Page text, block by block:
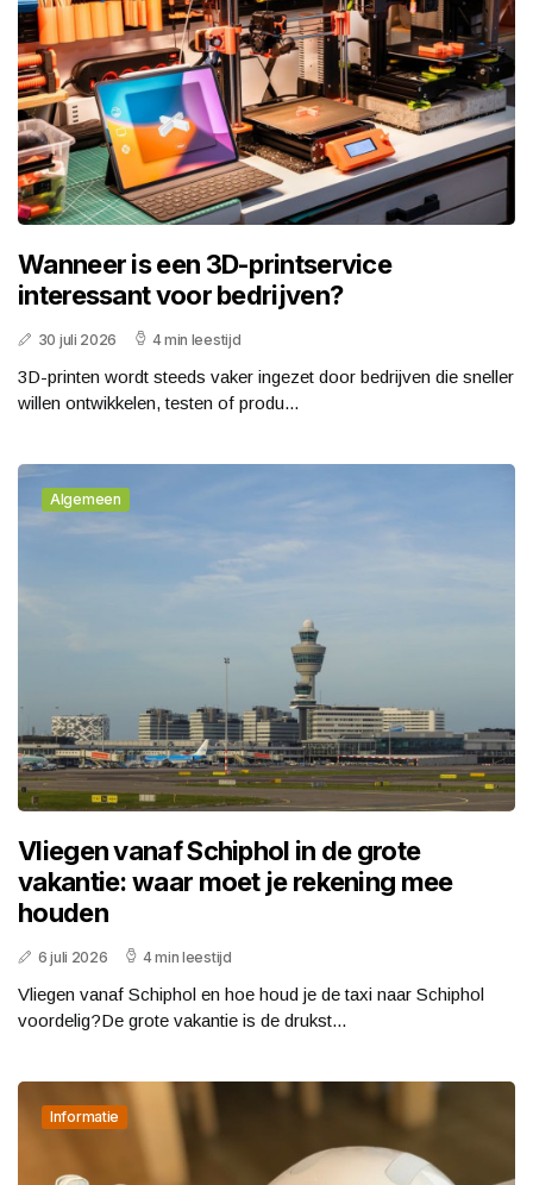
Wanneer is een 3D-printservice
interessant voor bedrijven?
30 juli 2026 4 min leestijd
3D-printen wordt steeds vaker ingezet door bedrijven die sneller
willen ontwikkelen, testen of produ...
Algemeen
Vliegen vanaf Schiphol in de grote
vakantie: waar moet je rekening mee
houden
6 juli 2026 4 min leestijd
Vliegen vanaf Schiphol en hoe houd je de taxi naar Schiphol
voordelig?De grote vakantie is de drukst...
Informatie